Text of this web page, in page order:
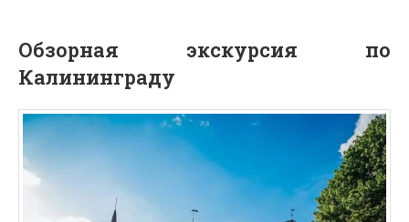
Обзорная экскурсия по
Калининграду